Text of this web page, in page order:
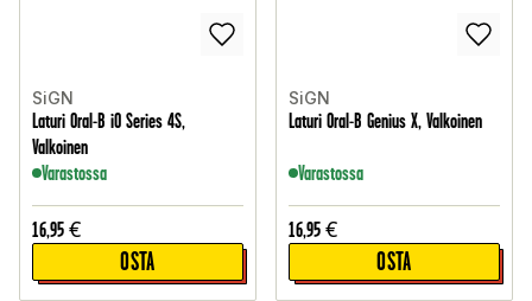
SiGN
Laturi Oral-B iO Series 4S,
Valkoinen
Varastossa
16,95 €
OSTA
SiGN
Laturi Oral-B Genius X, Valkoinen
Varastossa
16,95 €
OSTA